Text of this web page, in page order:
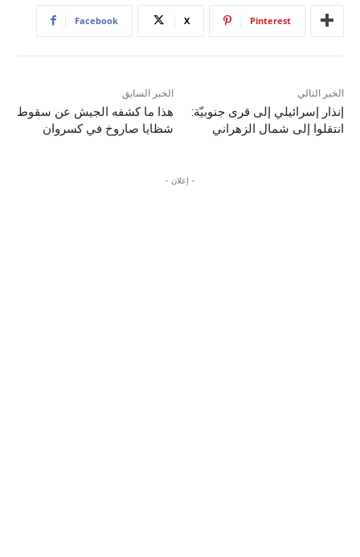
Facebook X Pinterest
الخبر السابق
هذا ما كشفه الجيش عن سقوط
شظايا صاروخ في كسروان
الخبر التالي
إنذار إسرائيلي إلى قرى جنوبيّة:
انتقلوا إلى شمال الزهراني
- إعلان -